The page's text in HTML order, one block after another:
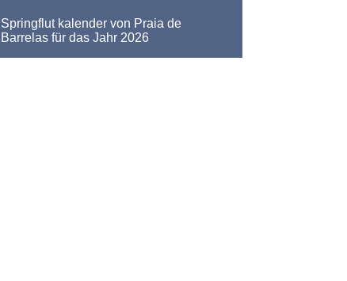
Springflut kalender von Praia de
Barrelas für das Jahr 2026